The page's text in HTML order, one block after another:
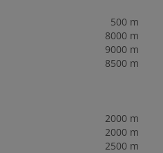
500 m
8000 m
9000 m
8500 m
2000 m
2000 m
2500 m